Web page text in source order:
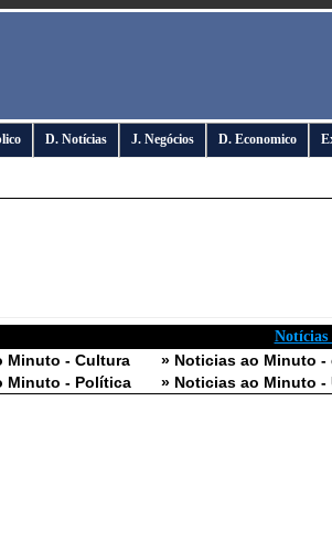
D. Notícias J. Negócios D. Economico
Minuto - Cultura » Noticias ao Minuto -
Minuto - Política
» Noticias ao Minuto -